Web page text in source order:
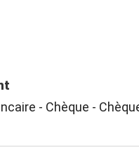
- Chèque -